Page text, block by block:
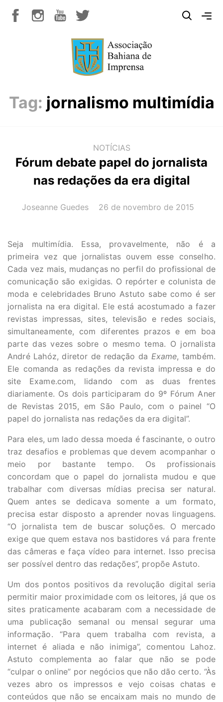
Tag: jornalismo multimídia
NOTÍCIAS
Fórum debate papel do jornalista
nas redações da era digital
AUTOR(A):
Joseanne Guedes DATA:
26 de novembro de 2015
Seja multimídia. Essa, provavelmente, não é a
primeira vez que jornalistas ouvem esse conselho.
Cada vez mais, mudanças no perfil do profissional de
comunicação são exigidas. O repórter e colunista de
moda e celebridades Bruno Astuto sabe como é ser
jornalista na era digital. Ele está acostumado a fazer
revistas impressas, sites, televisão e redes sociais,
simultaneamente, com diferentes prazos e em boa
parte das vezes sobre o mesmo tema. O jornalista
André Lahóz, diretor de redação da Exame, também.
Ele comanda as redações da revista impressa e do
site Exame.com, lidando com as duas frentes
diariamente. Os dois participaram do 9º Fórum Aner
de Revistas 2015, em São Paulo, com o painel “O
papel do jornalista nas redações da era digital”.
Para eles, um lado dessa moeda é fascinante, o outro
traz desafios e problemas que devem acompanhar o
meio por bastante tempo. Os profissionais
concordam que o papel do jornalista mudou e que
trabalhar com diversas mídias precisa ser natural.
Quem antes se dedicava somente a um formato,
precisa estar disposto a aprender novas linguagens.
“O jornalista tem de buscar soluções. O mercado
exige que quem estava nos bastidores vá para frente
das câmeras e faça vídeo para internet. Isso precisa
ser possível dentro das redações”, propõe Astuto.
Um dos pontos positivos da revolução digital seria
permitir maior proximidade com os leitores, já que os
sites praticamente acabaram com a necessidade de
uma publicação semanal ou mensal segurar uma
informação. “Para quem trabalha com revista, a
internet é aliada e não inimiga”, comentou Lahoz.
Astuto complementa ao falar que não se pode
“culpar o online” por negócios que não dão certo. “Às
vezes abro os impressos e vejo coisas chatas e
conteúdos que não se encaixam mais no mundo de